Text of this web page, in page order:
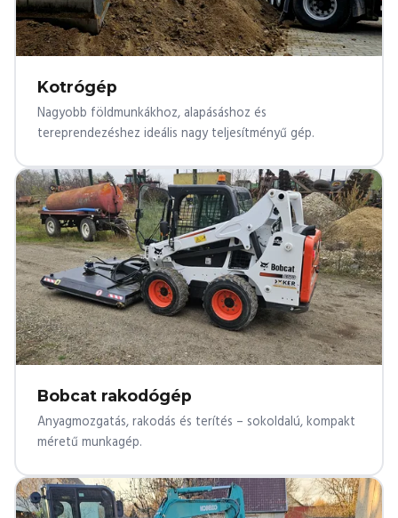
Kotrógép
Nagyobb földmunkákhoz, alapásáshoz és
tereprendezéshez ideális nagy teljesítményű gép.
Bobcat rakodógép
Anyagmozgatás, rakodás és terítés – sokoldalú, kompakt
méretű munkagép.